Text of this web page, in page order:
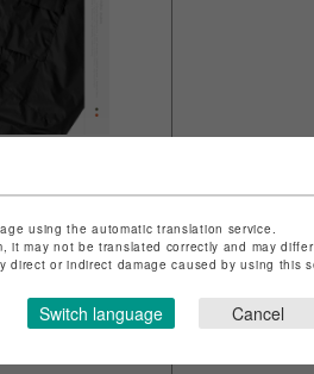
using the automatic translation service.
it may not be translated correctly and may
or indirect damage caused by using this
Switch language Cancel